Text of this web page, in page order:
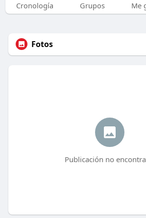
Cronología Grupos Me
Fotos
Publicación no